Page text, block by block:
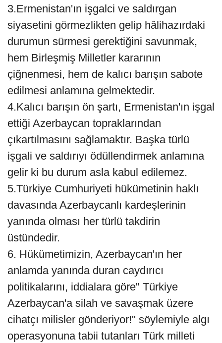
3.Ermenistan'ın işgalci ve saldırgan
siyasetini görmezlikten gelip hâlihazırdaki
durumun sürmesi gerektiğini savunmak,
hem Birleşmiş Milletler kararının
çiğnenmesi, hem de kalıcı barışın sabote
edilmesi anlamına gelmektedir.
4.Kalıcı barışın ön şartı, Ermenistan'ın işgal
ettiği Azerbaycan topraklarından
çıkartılmasını sağlamaktır. Başka türlü
işgali ve saldırıyı ödüllendirmek anlamına
gelir ki bu durum asla kabul edilemez.
5.Türkiye Cumhuriyeti hükümetinin haklı
davasında Azerbaycanlı kardeşlerinin
yanında olması her türlü takdirin
üstündedir.
6. Hükümetimizin, Azerbaycan'ın her
anlamda yanında duran caydırıcı
politikalarını, iddialara göre" Türkiye
Azerbaycan'a silah ve savaşmak üzere
cihatçı milisler gönderiyor!" söylemiyle algı
operasyonuna tabii tutanları Türk milleti